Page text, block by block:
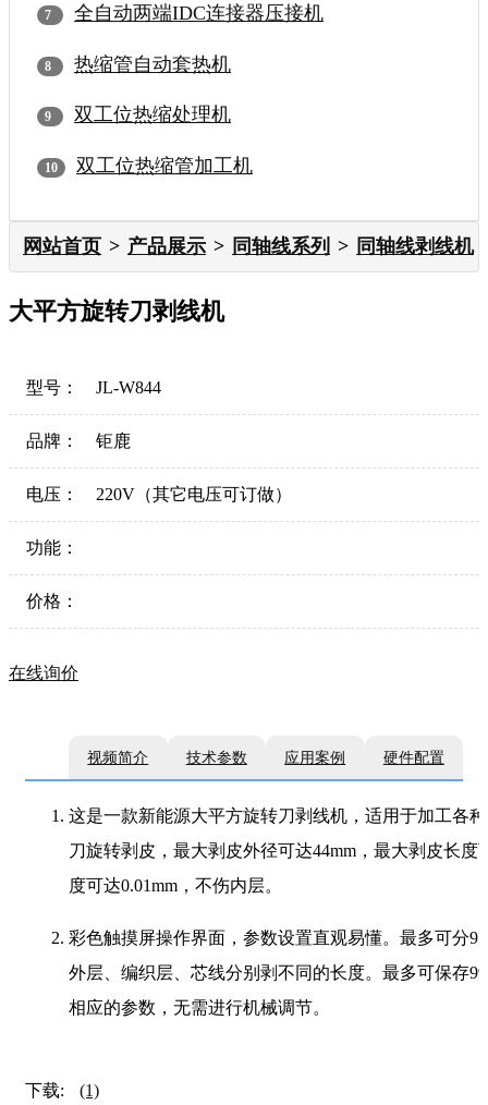
全自动两端IDC连接器压接机
热缩管自动套热机
双工位热缩处理机
双工位热缩管加工机
网站首页 产品展示 同轴线系列 同轴线剥线机
大平方旋转刀剥线机
型号： JL-W844
品牌： 钜鹿
电压： 220V（其它电压可订做）
功能：
价格：
在线询价
视频简介 技术参数 应用案例 硬件配置
这是一款新能源大平方旋转刀剥线机，适用于加工各
刀旋转剥皮，最大剥皮外径可达44mm，最大剥皮长
度可达0.01mm，不伤内层。
彩色触摸屏操作界面，参数设置直观易懂。最多可分
外层、编织层、芯线分别剥不同的长度。最多可保存
相应的参数，无需进行机械调节。
下载: (1)